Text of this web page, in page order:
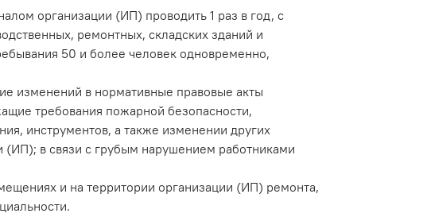
организации (ИП) проводить 1 раз в год, с
ремонтных, складских зданий и
50 и более человек одновременно,
изменений в нормативные правовые акты
требования пожарной безопасности,
инструментов, а также изменении других
в связи с грубым нарушением работниками
и на территории организации (ИП) ремонта,